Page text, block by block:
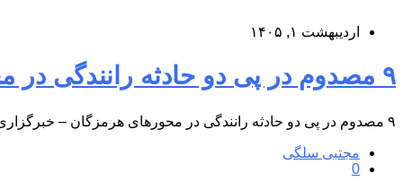
اردیبهشت ۱, ۱۴۰۵
۹ مصدوم در پی دو حادثه رانندگی در محورهای هرمزگان &#۸۲۱۱; خبرگزاری مهر | اخبار ایران و جهان
۹ مصدوم در پی دو حادثه رانندگی در محورهای هرمزگان – خبرگزاری مهر | اخبار ایران و جهان به گزارش…
مجتبی سلگی
0